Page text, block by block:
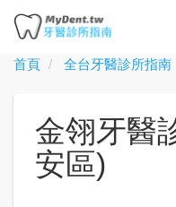
移
主首頁 全台牙醫診所指南
金翎牙醫
安區)